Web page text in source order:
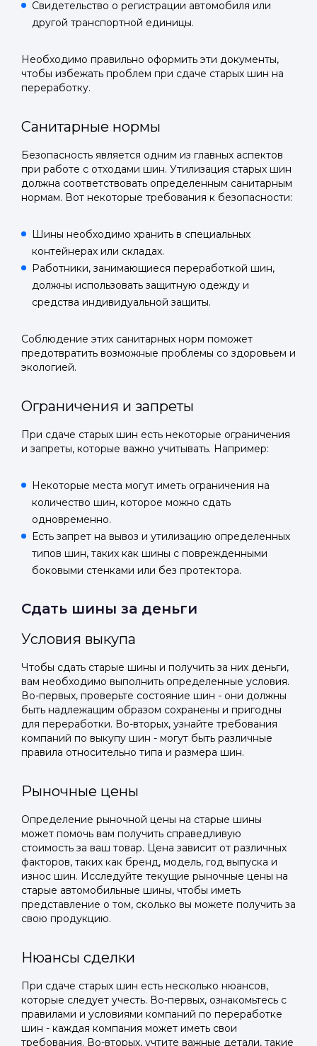
Войти в
Мы отправим код для входа на ваш
номер телефона.
Отправить код
Отправьте заявку через мессенджер-бот — магазины
AI-оценка прямо в чате.
Telegram
или подайте через форму на сайте
Войти в ЛК и заполнить форму
Отправьте заявку через мессенджер-бот — магазины
AI-оценка прямо в чате.
Telegram
или подайте через форму на сайте
Войти в ЛК и заполнить форму
Свидетельство о регистрации автомобиля или
другой транспортной единицы.
Необходимо правильно оформить эти документы,
чтобы избежать проблем при сдаче старых шин на
переработку.
Санитарные нормы
Безопасность является одним из главных аспектов
при работе с отходами шин. Утилизация старых шин
должна соответствовать определенным санитарным
нормам. Вот некоторые требования к безопасности:
Шины необходимо хранить в специальных
контейнерах или складах.
Работники, занимающиеся переработкой шин,
должны использовать защитную одежду и
средства индивидуальной защиты.
Соблюдение этих санитарных норм поможет
предотвратить возможные проблемы со здоровьем и
экологией.
Ограничения и запреты
При сдаче старых шин есть некоторые ограничения
и запреты, которые важно учитывать. Например:
Некоторые места могут иметь ограничения на
количество шин, которое можно сдать
одновременно.
Есть запрет на вывоз и утилизацию определенных
типов шин, таких как шины с поврежденными
боковыми стенками или без протектора.
Сдать шины за деньги
Условия выкупа
Чтобы сдать старые шины и получить за них деньги,
вам необходимо выполнить определенные условия.
Во-первых, проверьте состояние шин - они должны
быть надлежащим образом сохранены и пригодны
для переработки. Во-вторых, узнайте требования
компаний по выкупу шин - могут быть различные
правила относительно типа и размера шин.
Рыночные цены
Определение рыночной цены на старые шины
может помочь вам получить справедливую
стоимость за ваш товар. Цена зависит от различных
факторов, таких как бренд, модель, год выпуска и
износ шин. Исследуйте текущие рыночные цены на
старые автомобильные шины, чтобы иметь
представление о том, сколько вы можете получить за
свою продукцию.
Нюансы сделки
При сдаче старых шин есть несколько нюансов,
которые следует учесть. Во-первых, ознакомьтесь с
правилами и условиями компаний по переработке
шин - каждая компания может иметь свои
требования. Во-вторых, учтите важные детали, такие